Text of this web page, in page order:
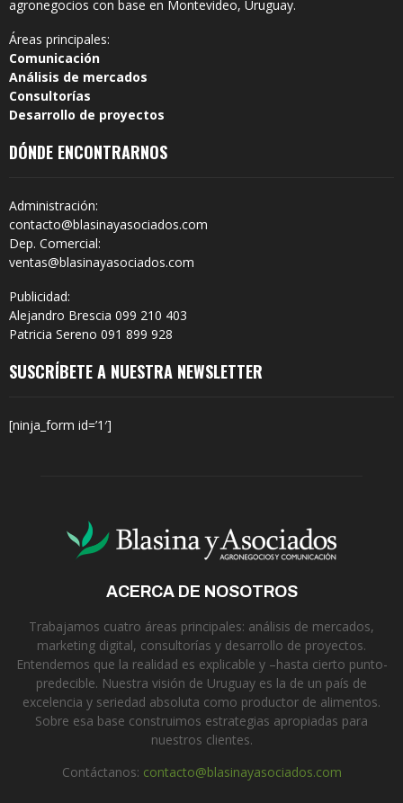
agronegocios con base en Montevideo, Uruguay.
Áreas principales:
Comunicación
Análisis de mercados
Consultorías
Desarrollo de proyectos
DÓNDE ENCONTRARNOS
Administración:
contacto@blasinayasociados.com
Dep. Comercial:
ventas@blasinayasociados.com
Publicidad:
Alejandro Brescia 099 210 403
Patricia Sereno 091 899 928
SUSCRÍBETE A NUESTRA NEWSLETTER
[ninja_form id=’1′]
ACERCA DE NOSOTROS
Trabajamos cuatro áreas principales: análisis de mercados,
marketing digital, consultorías y desarrollo de proyectos.
Entendemos que la realidad es explicable y –hasta cierto punto-
predecible. Nuestra visión de Uruguay es la de un país de
excelencia y seriedad absoluta como productor de alimentos.
Sobre esa base construimos estrategias apropiadas para
nuestros clientes.
Contáctanos: contacto@blasinayasociados.com